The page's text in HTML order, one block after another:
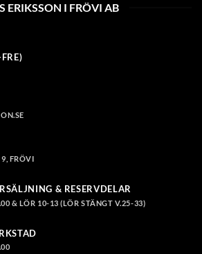
ERIKSSON I FRÖVI AB
FRÖVI
& RESERVDELAR
& LÖR 10-13 (LÖR STÄNGT V.25-33)